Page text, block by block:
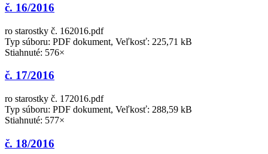
č. 16/2016
ro starostky č. 162016.pdf
Typ súboru: PDF dokument, Veľkosť: 225,71 kB
Stiahnuté: 576×
č. 17/2016
ro starostky č. 172016.pdf
Typ súboru: PDF dokument, Veľkosť: 288,59 kB
Stiahnuté: 577×
č. 18/2016